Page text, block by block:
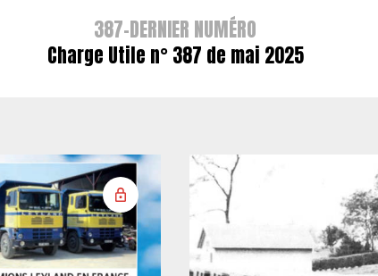
387-DERNIER NUMÉRO
Charge Utile n° 387 de mai 2025